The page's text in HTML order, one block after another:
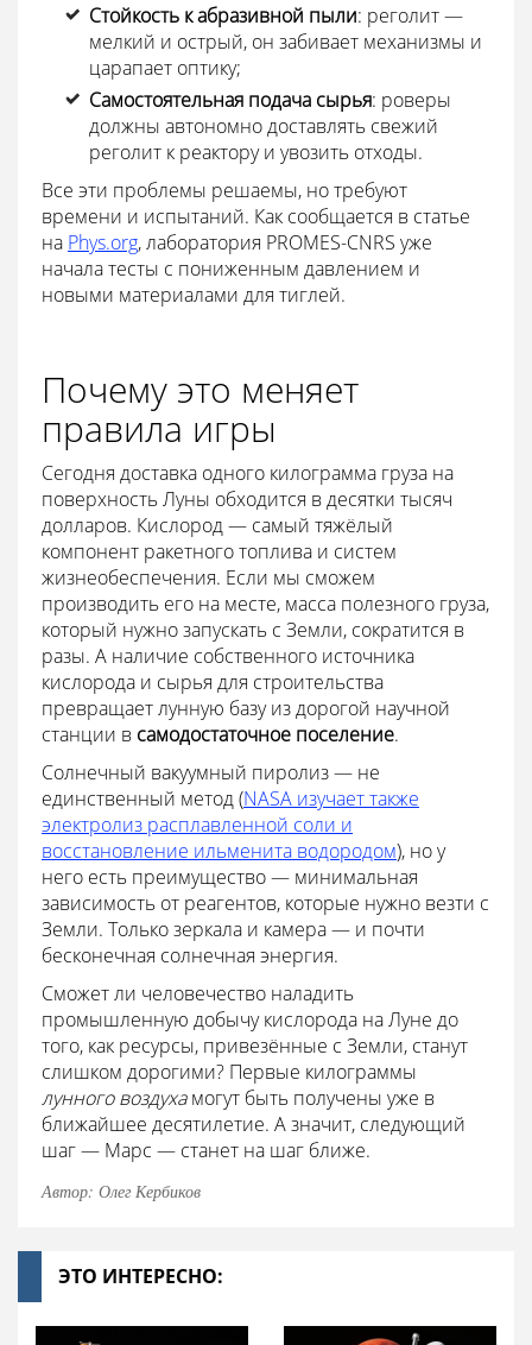
Стойкость к абразивной пыли: реголит —
мелкий и острый, он забивает механизмы и
царапает оптику;
Самостоятельная подача сырья: роверы
должны автономно доставлять свежий
реголит к реактору и увозить отходы.
Все эти проблемы решаемы, но требуют
времени и испытаний. Как сообщается в статье
на Phys.org, лаборатория PROMES-CNRS уже
начала тесты с пониженным давлением и
новыми материалами для тиглей.
Почему это меняет
правила игры
Сегодня доставка одного килограмма груза на
поверхность Луны обходится в десятки тысяч
долларов. Кислород — самый тяжёлый
компонент ракетного топлива и систем
жизнеобеспечения. Если мы сможем
производить его на месте, масса полезного груза,
который нужно запускать с Земли, сократится в
разы. А наличие собственного источника
кислорода и сырья для строительства
превращает лунную базу из дорогой научной
станции в самодостаточное поселение.
Солнечный вакуумный пиролиз — не
единственный метод (NASA изучает также
электролиз расплавленной соли и
восстановление ильменита водородом), но у
него есть преимущество — минимальная
зависимость от реагентов, которые нужно везти с
Земли. Только зеркала и камера — и почти
бесконечная солнечная энергия.
Сможет ли человечество наладить
промышленную добычу кислорода на Луне до
того, как ресурсы, привезённые с Земли, станут
слишком дорогими? Первые килограммы
лунного воздухамогут быть получены уже в
ближайшее десятилетие. А значит, следующий
шаг — Марс — станет на шаг ближе.
Автор: Олег Кербиков
ЭТО ИНТЕРЕСНО: